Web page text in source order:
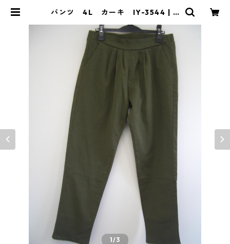
パンツ 4L カーキ IY-3544 | D
1/3